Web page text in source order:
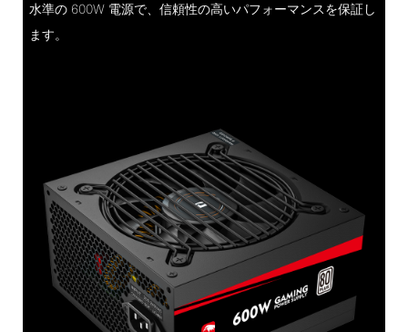
水準の 600W 電源で、信頼性の高いパフォーマンスを保証し
ます。